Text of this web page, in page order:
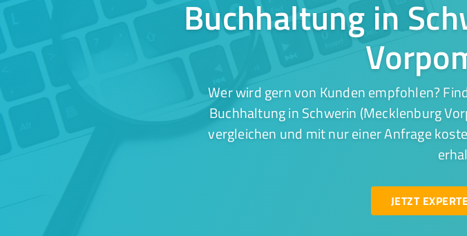
Buchhaltung in
Wer wird gern von Kunden empfohlen?
Buchhaltung in Schwerin (Mecklenburg
vergleichen und mit nur einer Anfrage
JETZT